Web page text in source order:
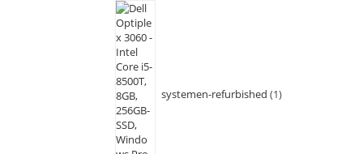
systemen-refurbished 1